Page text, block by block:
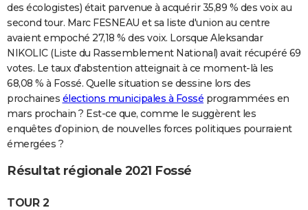
S'inscrire
Se connecter
Lycées
Collèges
Primaires
Universités
Entreprises
Service militaire
Avis de recherche
AVIS DE DÉCÈS
FORUM
Bricolage
Lifestyle
Culture
SportAuto
Television
Voyage
Cinema
des écologistes) était parvenue à acquérir 35,89 % des voix au
second tour. Marc FESNEAU et sa liste d'union au centre
avaient empoché 27,18 % des voix. Lorsque Aleksandar
NIKOLIC (Liste du Rassemblement National) avait récupéré 69
votes. Le taux d'abstention atteignait à ce moment-là les
68,08 % à Fossé. Quelle situation se dessine lors des
prochaines élections municipales à Fossé programmées en
mars prochain ? Est-ce que, comme le suggèrent les
enquêtes d’opinion, de nouvelles forces politiques pourraient
émergées ?
Résultat régionale 2021 Fossé
TOUR 2